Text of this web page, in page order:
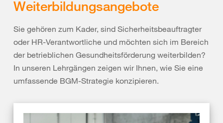
Weiterbildungsangebote
Sie gehören zum Kader, sind Sicherheitsbeauftragter
oder HR-Verantwortliche und möchten sich im Bereich
der betrieblichen Gesundheitsförderung weiterbilden?
In unseren Lehrgängen zeigen wir Ihnen, wie Sie eine
umfassende BGM-Strategie konzipieren.